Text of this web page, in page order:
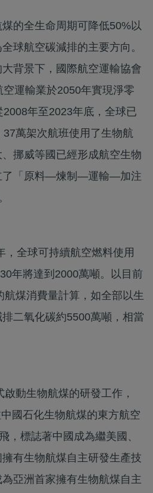
的全生命周期可降低50%以
球航空碳減排的主要方向。
背景下，國際航空運輸協會
空運輸業於2050年實現淨零
年至2023年底，全球已
萬架次航班使用了生物航
挪威等國已經形成航空生物
了「原料—煉制—運輸—加注
，全球可持續航空燃料使用
年將達到2000萬噸。以目前
煤消費量計算，如全部以生
二氧化碳約5500萬噸，相當
動生物航煤的研發工作，
國石化生物航煤的東方航空
，標誌著中國成為繼美國、
有生物航煤自主研發生產技
亞洲首家擁有生物航煤自主